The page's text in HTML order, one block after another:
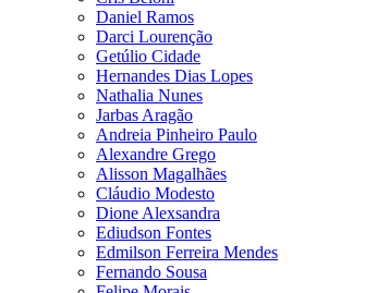
Daniel Ramos
Darci Lourenção
Getúlio Cidade
Hernandes Dias Lopes
Nathalia Nunes
Jarbas Aragão
Andreia Pinheiro Paulo
Alexandre Grego
Alisson Magalhães
Cláudio Modesto
Dione Alexsandra
Ediudson Fontes
Edmilson Ferreira Mendes
Fernando Sousa